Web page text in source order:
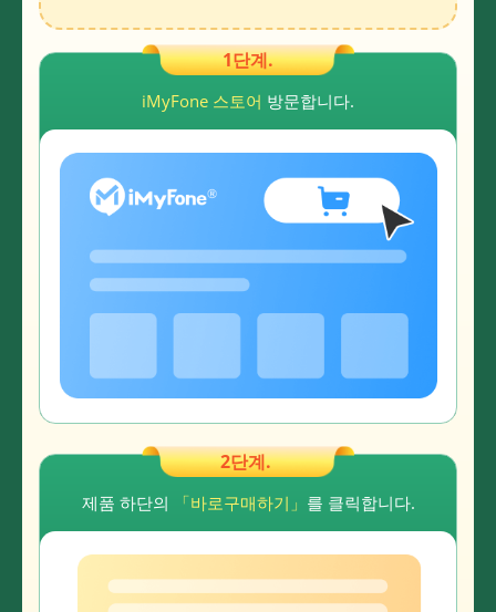
1단계.
iMyFone 스토어 방문합니다.
2단계.
제품 하단의 「바로구매하기」 를 클릭합니다.